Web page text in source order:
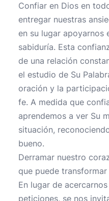
Confiar en Dios en
entregar nuestras
en su lugar apoyarnos
sabiduría. Esta
de una relación
el estudio de Su
oración y la
fe. A medida que
aprendemos a ver Su
situación,
bueno.
Derramar nuestro
que puede
En lugar de
peticiones, se nos